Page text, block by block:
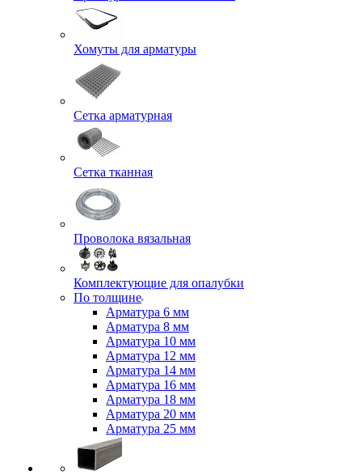
Хомуты для арматуры
Сетка арматурная
Сетка тканная
Проволока вязальная
Комплектующие для опалубки
По толщине
Арматура 6 мм
Арматура 8 мм
Арматура 10 мм
Арматура 12 мм
Арматура 14 мм
Арматура 16 мм
Арматура 18 мм
Арматура 20 мм
Арматура 25 мм